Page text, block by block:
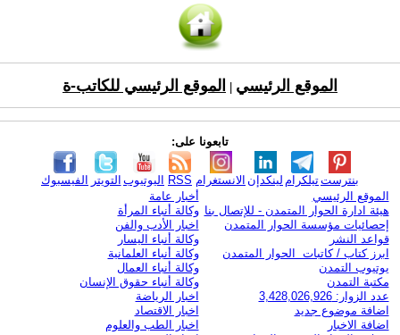
الموقع الرئيسي الموقع الرئيسي للكاتب-ة
تابعونا على:
الفيسبوك التويتر اليوتيوب RSS الانستغرام لينكدإن تيلكرامبنترست
الموقع الرئيسي
هيئة ادارة الحوار المتمدن - للإتصال بنا
إحصائيات مؤسسة الحوار المتمدن
قواعد النشر
ابرز كتاب / كاتبات الحوار المتمدن
يوتيوب التمدن
مكتبة التمدن
عدد الزوار: 3,428,026,926
اضافة موضوع جديد
اضافة الاخبار
أخبار عامة
وكالة أنباء المرأة
اخبار الأدب والفن
وكالة أنباء اليسار
وكالة أنباء العلمانية
وكالة أنباء العمال
وكالة أنباء حقوق الإنسان
اخبار الرياضة
اخبار الاقتصاد
اخبار الطب والعلوم